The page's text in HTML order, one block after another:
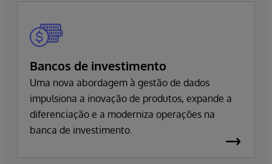
Bancos de investimento
Uma nova abordagem à gestão de dados
impulsiona a inovação de produtos, expande a
diferenciação e a moderniza operações na
banca de investimento.